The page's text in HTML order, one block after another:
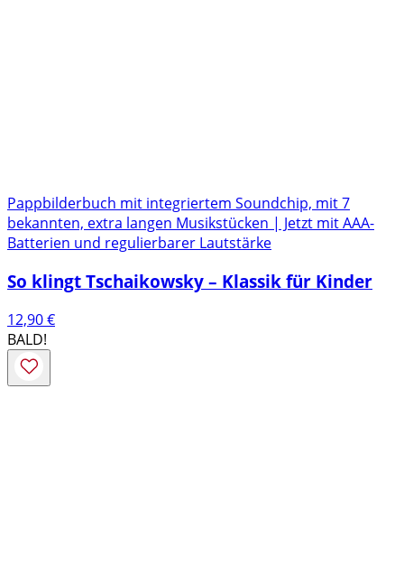
Pappbilderbuch mit integriertem Soundchip, mit 7
bekannten, extra langen Musikstücken | Jetzt mit AAA-
Batterien und regulierbarer Lautstärke
So klingt Tschaikowsky – Klassik für Kinder
12,90€
BALD!